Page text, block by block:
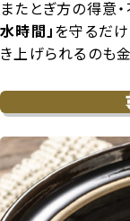
またとぎ方の得意
水時間」を守るだ
き上げられるのも